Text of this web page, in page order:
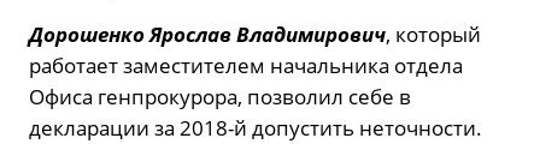
Дорошенко Ярослав Владимирович, который
работает заместителем начальника отдела
Офиса генпрокурора, позволил себе в
декларации за 2018-й допустить неточности.